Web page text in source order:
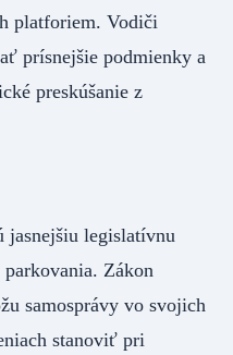
platforiem. Vodiči
prísnejšie podmienky a
preskúšanie z
jasnejšiu legislatívnu
Zákon
samosprávy vo svojich
stanoviť pri